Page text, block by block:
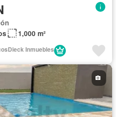
1,000 m²
Inmuebles